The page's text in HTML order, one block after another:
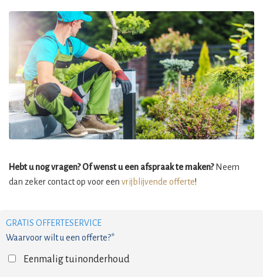
Hebt u nog vragen? Of wenst u een afspraak te maken?Neem
dan zeker contact op voor een vrijblijvende offerte!
GRATIS OFFERTESERVICE
Waarvoor wilt u een offerte?*
Eenmalig tuinonderhoud